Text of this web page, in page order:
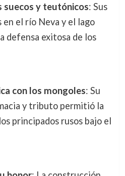
suecos y teutónicos: Sus
el río Neva y el lago
defensa exitosa de los
con los mongoles: Su
y tributo permitió la
principados rusos bajo el